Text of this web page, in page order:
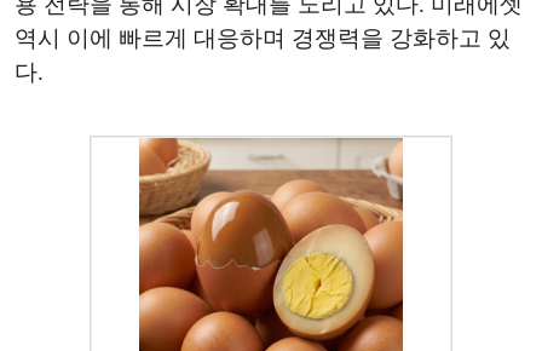
역시 이에 빠르게 대응하며 경쟁력을 강화하고 있
다.